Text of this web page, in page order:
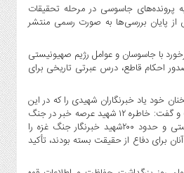
پرونده‌های جاسوسی در مرحله تحقیقات
از پایان بررسی‌ها به صورت رسمی منتشر
با جاسوسان و عوامل رژیم صهیونیستی
احکام قاطع، درس عبرتی تاریخی برای
خود یاد خبرنگاران شهیدی را که در این
ایام جان باختند، گرامی داشت و گفت: خاطره ۱۲ شهید عرصه خبر در جنگ
تحمیلی ۱۲روزه رژیم صهیونیستی و حدود ۲۰۰شهید خبرنگار جنگ غزه را
برای دفاع از حقیقت بسته بودند، تأکید